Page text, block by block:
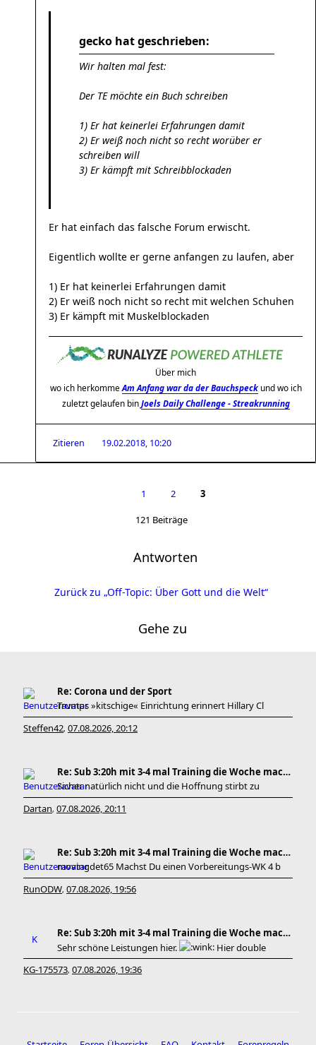
gecko hat geschrieben:
Wir halten mal fest:
Der TE möchte ein Buch schreiben
1) Er hat keinerlei Erfahrungen damit
2) Er weiß noch nicht so recht worüber er
schreiben will
3) Er kämpft mit Schreibblockaden
Er hat einfach das falsche Forum erwischt.
Eigentlich wollte er gerne anfangen zu laufen, aber
1) Er hat keinerlei Erfahrungen damit
2) Er weiß noch nicht so recht mit welchen Schuhen
3) Er kämpft mit Muskelblockaden
Über mich
wo ich herkomme Am Anfang war da der Bauchspeckund wo ich
zuletzt gelaufen binJoels Daily Challenge - Streakrunning
Zitieren 19.02.2018, 10:20
1 2 3
121 Beiträge
Antworten
Zurück zu „Off-Topic: Über Gott und die Welt“
Gehe zu
Re: Corona und der Sport
Trumps »kitschige« Einrichtung erinnert Hillary Cl
Steffen42, 07.08.2026, 20:12
Re: Sub 3:20h mit 3-4 mal Training die Woche machb
Sicher natürlich nicht und die Hoffnung stirbt zu
Dartan, 07.08.2026, 20:11
Re: Sub 3:20h mit 3-4 mal Training die Woche machb
movingdet65 Machst Du einen Vorbereitungs-WK 4 b
RunODW, 07.08.2026, 19:56
Re: Sub 3:20h mit 3-4 mal Training die Woche machb
Sehr schöne Leistungen hier.
Hier double
KG-175573, 07.08.2026, 19:36